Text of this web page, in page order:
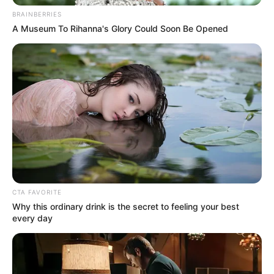
PENITENCIARÍA EL BOSQUE
BARRANQUILLA
MANTÉNGASE EN ALERTA
Tenemos todas las noticias que le
interesan. Para estar bien informado, por
favor, active las notificaciones de Alerta.
ACTIVAR AHORA
TEMAS DESTACADOS
POLONUEVO LOS COSTEÑOS
TRANSMETRO
BRAINBERRIES
A Museum To Rihanna's Glory Could Soon Be Opened
CTA FAVORITE
Why this ordinary drink is the secret to feeling your best
every day